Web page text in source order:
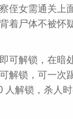
侄女需通关上
着尸体不被怀
可解锁，在暗
解锁，可一次
人解锁，杀人